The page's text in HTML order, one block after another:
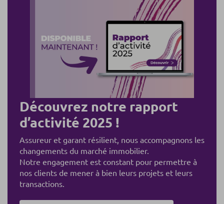
Découvrez notre rapport
d’activité 2025 !
Assureur et garant résilient, nous accompagnons les
changements du marché immobilier.
Notre engagement est constant pour permettre à
nos clients de mener à bien leurs projets et leurs
transactions.